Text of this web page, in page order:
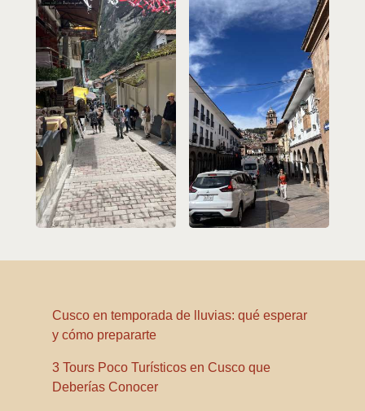
Cusco en temporada de lluvias: qué esperar
y cómo prepararte
3 Tours Poco Turísticos en Cusco que
Deberías Conocer